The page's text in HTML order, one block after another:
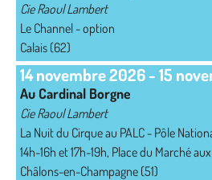
Cie Raoul Lambert
Le Channel - option
Calais (62)
14 novembre 2026-15
Au Cardinal Borgne
Cie Raoul Lambert
La Nuit du Cirque au PALC - Pôle
14h-16h et 17h-19h, Place du Marché
Châlons-en-Champagne (51)